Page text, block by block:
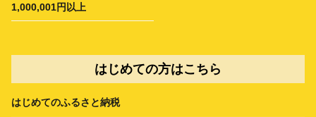
1,000,001円以上
はじめての方はこちら
はじめてのふるさと納税